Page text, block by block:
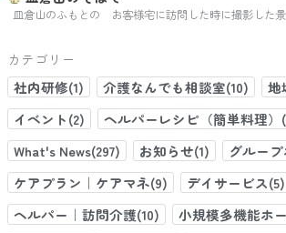
皿倉山のふもとの お客様宅に訪問した時に撮影した景
カテゴリー
社内研修(1)
介護なんでも相談室(10)
地
イベント(2)
ヘルパーレシピ（簡単料理）
What's News(297)
お知らせ(1)
グルー
ケアプラン｜ケアマネ(9)
デイサービス(5)
ヘルパー｜訪問介護(10)
小規模多機能ホ